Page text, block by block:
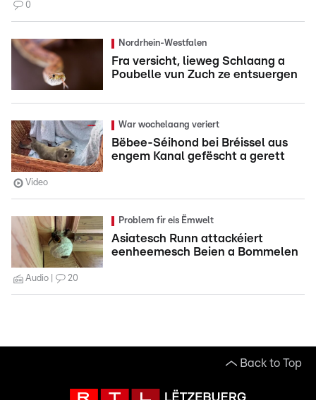
0
Nordrhein-Westfalen
Fra versicht, lieweg Schlaang a
Poubelle vun Zuch ze entsuergen
War wochelaang veriert
Bëbee-Séihond bei Bréissel aus
engem Kanal gefëscht a gerett
Video
Problem fir eis Ëmwelt
Asiatesch Runn attackéiert
eenheemesch Beien a Bommelen
Audio 20
Back to Top